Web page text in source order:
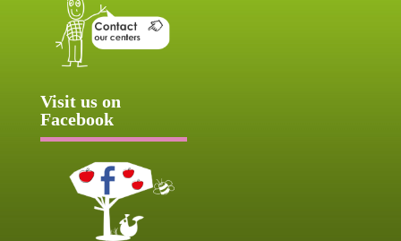
Visit us on
Facebook